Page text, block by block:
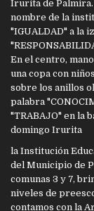
la Institución
del Municipio de
comunas 3 y 7,
niveles de
contamos con la